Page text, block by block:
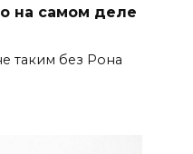
на самом деле
таким без Рона